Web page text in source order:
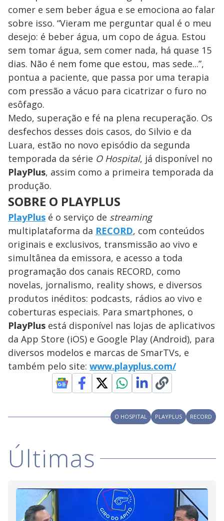
comer e sem beber água e se emociona ao falar
sobre isso. “Vieram me perguntar qual é o meu
desejo: é beber água, um copo de água. Estou
sem tomar água, sem comer nada, há quase 15
dias. Não é nem fome que estou, mas sede...”,
pontua a paciente, que passa por uma terapia
com pressão a vácuo para cicatrizar o furo no
esôfago.
Medo, superação e fé na plena recuperação. Os
desfechos desses dois casos, do Silvio e da
Luara, estão no novo episódio da segunda
temporada da série O Hospital, já disponível no
PlayPlus, assim como a primeira temporada da
produção.
SOBRE O PLAYPLUS
PlayPlus é o serviço de streaming
multiplataforma da RECORD, com conteúdos
originais e exclusivos, transmissão ao vivo e
simultânea da emissora, e acesso a toda
programação dos canais RECORD, como
novelas, jornalismo, reality shows, e diversos
produtos inéditos: podcasts, rádios ao vivo e
coberturas especiais. Para smartphones, o
PlayPlus está disponível nas lojas de aplicativos
da App Store (iOS) e Google Play (Android), para
diversos modelos e marcas de SmarTVs, e
também pelo site: www.playplus.com/
O HOSPITAL PLAYPLUS RECORD
Últimas